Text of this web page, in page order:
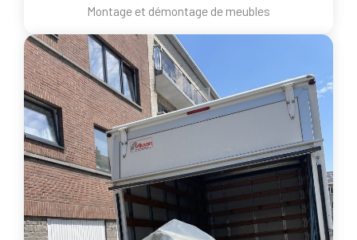
Montage et démontage de meubles